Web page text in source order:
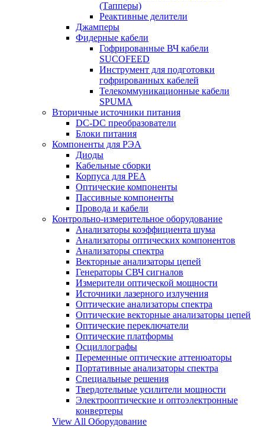
(Тапперы)
Реактивные делители
Джамперы
Фидерные кабели
Гофрированные ВЧ кабели
SUCOFEED
Инструмент для подготовки
гофрированных кабелей
Телекоммуникационные кабели
SPUMA
Вторичные источники питания
DC-DC преобразователи
Блоки питания
Компоненты для РЭА
Диоды
Кабельные сборки
Корпуса для РЕА
Оптические компоненты
Пассивные компоненты
Провода и кабели
Контрольно-измерительное оборудование
Анализаторы коэффициента шума
Анализаторы оптических компонентов
Анализаторы спектра
Векторные анализаторы цепей
Генераторы СВЧ сигналов
Измерители оптической мощности
Источники лазерного излучения
Оптические анализаторы спектра
Оптические векторные анализаторы цепей
Оптические переключатели
Оптические платформы
Осциллографы
Переменные оптические аттенюаторы
Портативные анализаторы спектра
Специальные решения
Твердотельные усилители мощности
Электрооптические и оптоэлектронные
конвертеры
View All Оборудование